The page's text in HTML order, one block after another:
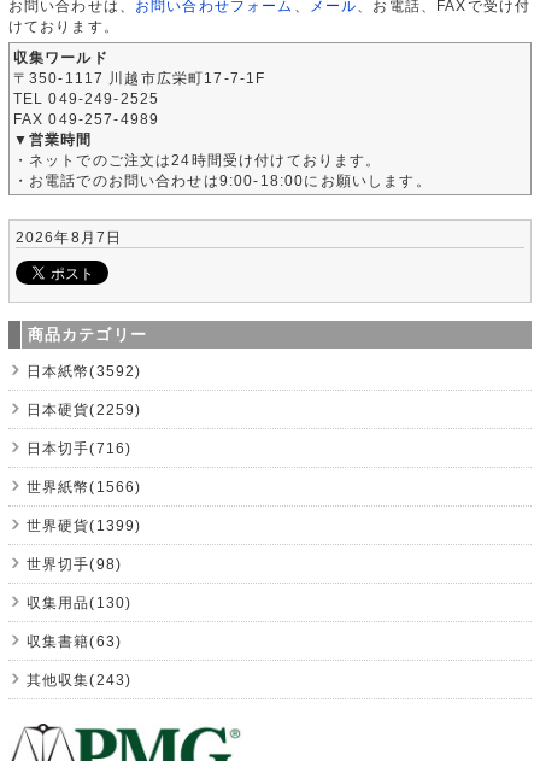
お問い合わせは、 お問い合わせフォーム メール 、お電話、FAXで受け付
けております。
収集ワールド
〒350-1117 川越市広栄町17-7-1F
TEL 049-249-2525
FAX 049-257-4989
▼営業時間
・ネットでのご注文は24時間受け付けております。
・お電話でのお問い合わせは9:00-18:00にお願いします。
2026年8月7日
商品カテゴリー
日本紙幣(3592)
日本硬貨(2259)
日本切手(716)
世界紙幣(1566)
世界硬貨(1399)
世界切手(98)
収集用品(130)
収集書籍(63)
其他収集(243)